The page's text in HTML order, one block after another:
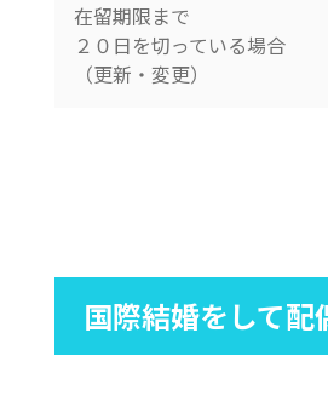
在留期限まで
２０日を切っている場合
（更新・変更）
国際結婚をして配